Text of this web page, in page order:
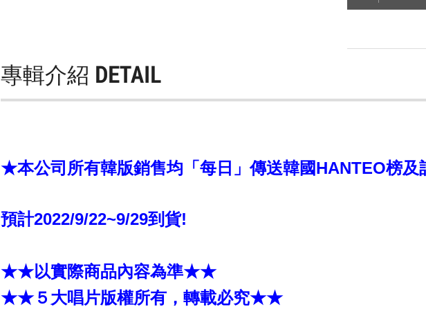
專輯介紹 DETAIL
★本公司所有韓版銷售均「每日」傳送韓國HANTEO榜
預計2022/9/22~9/29到貨!
★★以實際商品內容為準★★
★★５大唱片版權所有，轉載必究★★